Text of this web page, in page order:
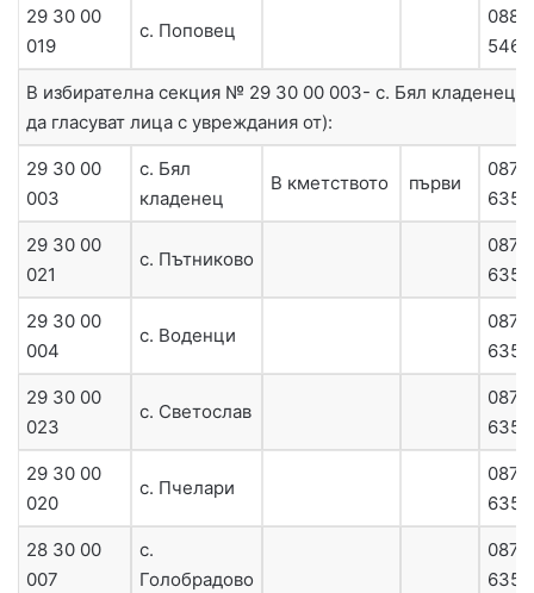
29 30 00
019
с. Поповец
0883
В избирателна секция № 29 30 00 003- с. Бял кладенец
да гласуват лица с увреждания от):
29 30 00
003
с. Бял
кладенец
В кметството първи
0879
29 30 00
021
с. Пътниково
0879
29 30 00
004
с. Воденци
0879
29 30 00
023
с. Светослав
0879
29 30 00
020
с. Пчелари
0879
28 30 00
007
с.
Голобрадово
0879